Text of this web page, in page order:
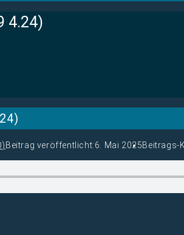
4.24)
Beitrag veröffentlicht:6. Mai 2025Beitrags-